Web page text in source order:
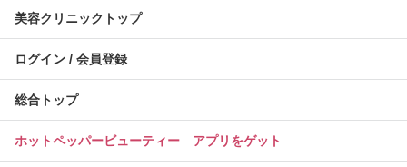
美容クリニックトップ
ログイン / 会員登録
総合トップ
ホットペッパービューティー アプリをゲット